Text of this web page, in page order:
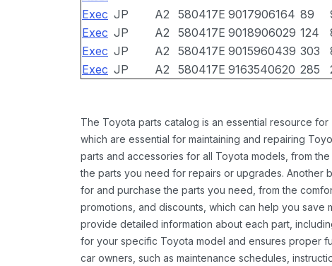
Exec JP A2 580417E 9017906164 89
Exec JP A2 580417E 9018906029 124
Exec JP A2 580417E 9015960439 303
Exec JP A2 580417E 9163540620 285
The Toyota parts catalog is an essential resource
which are essential for maintaining and repairing
parts and accessories for all Toyota models, from
the parts you need for repairs or upgrades. Another
for and purchase the parts you need, from the
promotions, and discounts, which can help you save
provide detailed information about each part,
for your specific Toyota model and ensures proper
car owners, such as maintenance schedules,